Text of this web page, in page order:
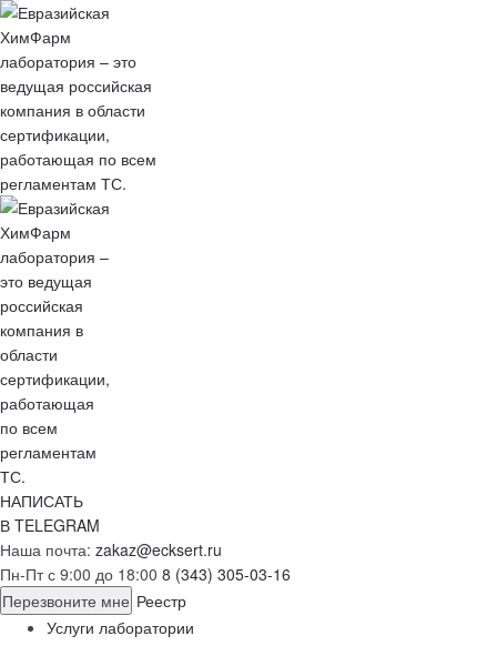
НАПИСАТЬ
В TELEGRAM
Наша почта: zakaz@ecksert.ru
Пн-Пт с 9:00 до 18:00 8 (343) 305-03-16
Перезвоните мне Реестр
Услуги лаборатории